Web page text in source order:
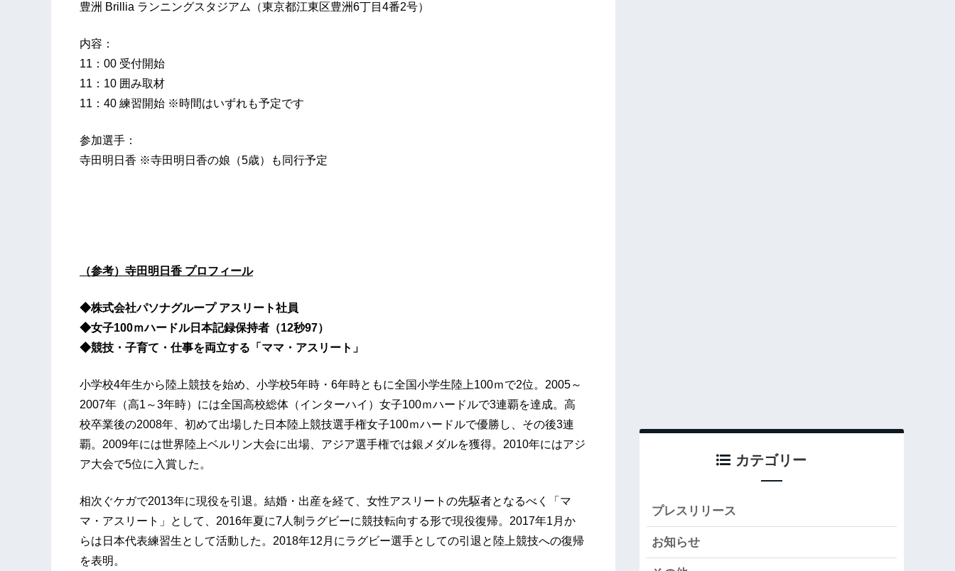
豊洲 Brillia ランニングスタジアム（東京都江東区豊洲6丁目4番2号）
内容：
11：00 受付開始
11：10 囲み取材
11：40 練習開始 ※時間はいずれも予定です
参加選手：
寺田明日香 ※寺田明日香の娘（5歳）も同行予定
（参考）寺田明日香 プロフィール
◆株式会社パソナグループ アスリート社員
◆女子100ｍハードル日本記録保持者（12秒97）
◆競技・子育て・仕事を両立する「ママ・アスリート」
小学校4年生から陸上競技を始め、小学校5年時・6年時ともに全国小学生陸上100ｍで2位。2005～
2007年（高1～3年時）には全国高校総体（インターハイ）女子100ｍハードルで3連覇を達成。高
校卒業後の2008年、初めて出場した日本陸上競技選手権女子100ｍハードルで優勝し、その後3連
覇。2009年には世界陸上ベルリン大会に出場、アジア選手権では銀メダルを獲得。2010年にはアジ
ア大会で5位に入賞した。
相次ぐケガで2013年に現役を引退。結婚・出産を経て、女性アスリートの先駆者となるべく「マ
マ・アスリート」として、2016年夏に7人制ラグビーに競技転向する形で現役復帰。2017年1月か
らは日本代表練習生として活動した。2018年12月にラグビー選手としての引退と陸上競技への復帰
を表明。
カテゴリー
プレスリリース
お知らせ